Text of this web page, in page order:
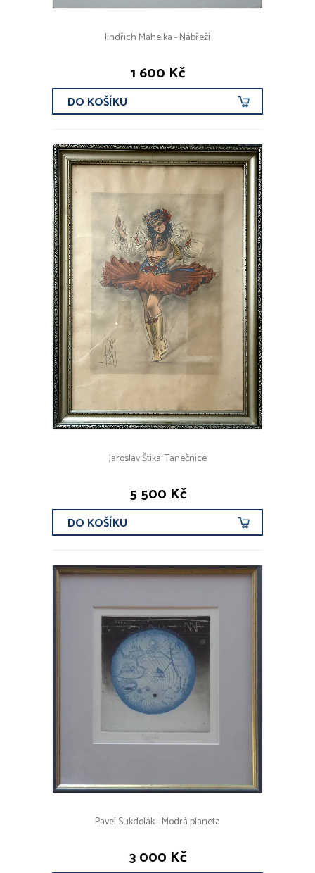
Jindřich Mahelka - Nábřeží
1 600 Kč
DO KOŠÍKU
Jaroslav Štika: Tanečnice
5 500 Kč
DO KOŠÍKU
Pavel Sukdolák - Modrá planeta
3 000 Kč